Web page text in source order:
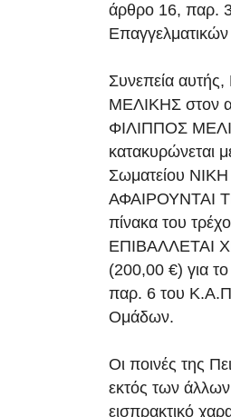
άρθρο 16, παρ.
Συνεπεία
ΜΕΛΙΚΗΣ στον
ΦΙΛΙΠΠΟΣ
κατακυρώνεται
Σωματείου
ΑΦΑΙΡΟΥΝΤΑΙ
πίνακα του
ΕΠΙΒΑΛΛΕΤΑΙ
(200,00 €) για
παρ. 6 του Κ.Α.Π.
Ομάδων.
Οι ποινές της
εκτός των άλλων
εισπρακτικό